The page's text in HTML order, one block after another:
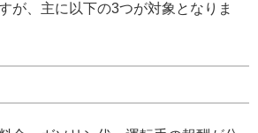
が、主に以下の3つが対象となりま